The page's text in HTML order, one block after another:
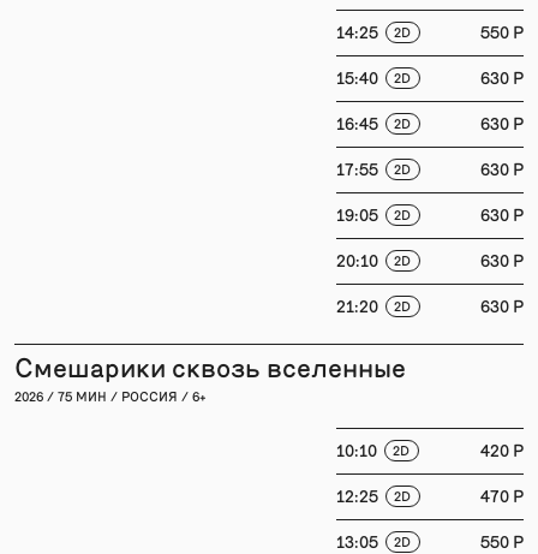
14:25 2D 550 P
15:40 2D 630 P
16:45 2D 630 P
17:55 2D 630 P
19:05 2D 630 P
20:10 2D 630 P
21:20 2D 630 P
Смешарики сквозь вселенные
2026 / 75 МИН / РОССИЯ / 6+
10:10 2D 420 P
12:25 2D 470 P
13:05 2D 550 P